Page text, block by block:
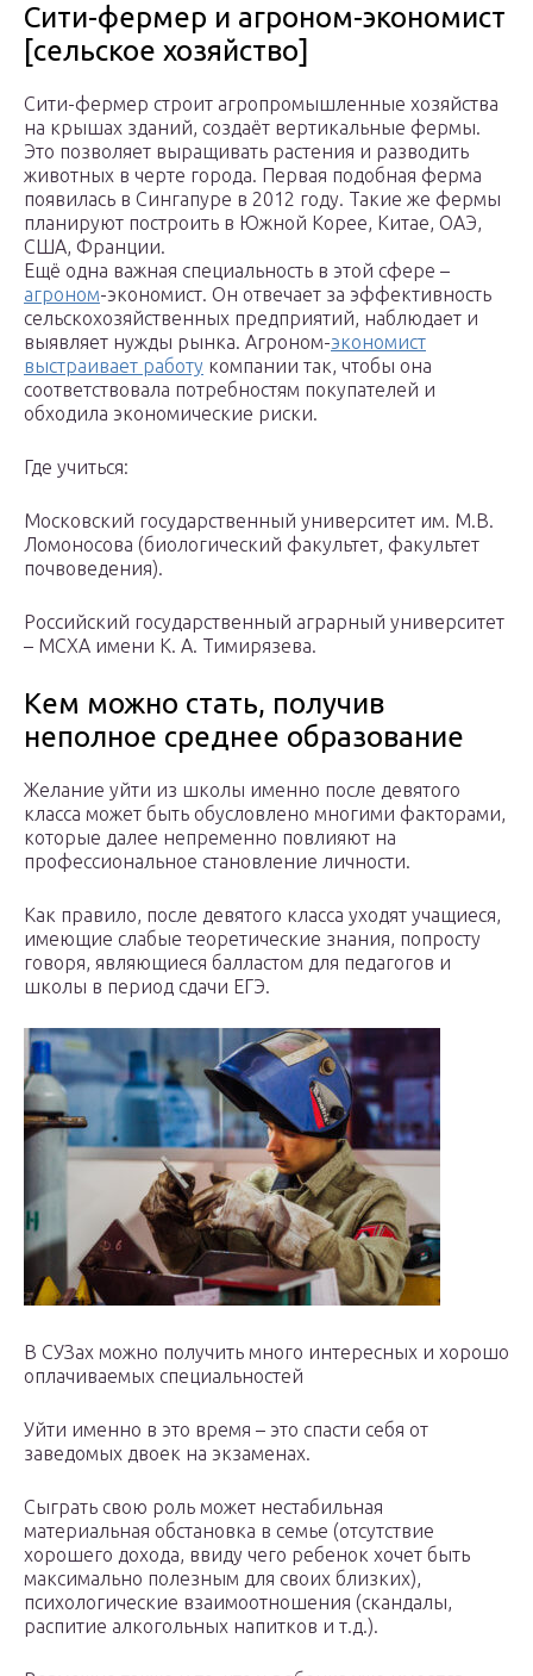
Сити-фермер и агроном-экономист
[сельское хозяйство]
Сити-фермер строит агропромышленные хозяйства
на крышах зданий, создаёт вертикальные фермы.
Это позволяет выращивать растения и разводить
животных в черте города. Первая подобная ферма
появилась в Сингапуре в 2012 году. Такие же фермы
планируют построить в Южной Корее, Китае, ОАЭ,
США, Франции.
Ещё одна важная специальность в этой сфере –
агроном-экономист. Он отвечает за эффективность
сельскохозяйственных предприятий, наблюдает и
выявляет нужды рынка. Агроном-экономист
выстраивает работу компании так, чтобы она
соответствовала потребностям покупателей и
обходила экономические риски.
Где учиться:
Московский государственный университет им. М.В.
Ломоносова (биологический факультет, факультет
почвоведения).
Российский государственный аграрный университет
– МСХА имени К. А. Тимирязева.
Кем можно стать, получив
неполное среднее образование
Желание уйти из школы именно после девятого
класса может быть обусловлено многими факторами,
которые далее непременно повлияют на
профессиональное становление личности.
Как правило, после девятого класса уходят учащиеся,
имеющие слабые теоретические знания, попросту
говоря, являющиеся балластом для педагогов и
школы в период сдачи ЕГЭ.
В СУЗах можно получить много интересных и хорошо
оплачиваемых специальностей
Уйти именно в это время – это спасти себя от
заведомых двоек на экзаменах.
Сыграть свою роль может нестабильная
материальная обстановка в семье (отсутствие
хорошего дохода, ввиду чего ребенок хочет быть
максимально полезным для своих близких),
психологические взаимоотношения (скандалы,
распитие алкогольных напитков и т.д.).